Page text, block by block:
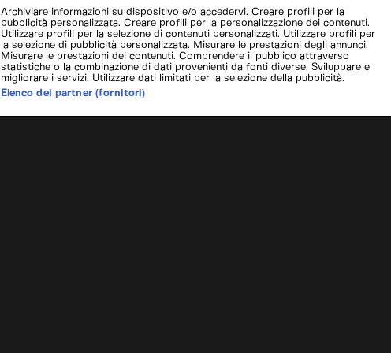
Archiviare informazioni su dispositivo e/o accedervi. Creare profili per la
pubblicità personalizzata. Creare profili per la personalizzazione dei contenuti.
Utilizzare profili per la selezione di contenuti personalizzati. Utilizzare profili per
la selezione di pubblicità personalizzata. Misurare le prestazioni degli annunci.
Misurare le prestazioni dei contenuti. Comprendere il pubblico attraverso
statistiche o la combinazione di dati provenienti da fonti diverse. Sviluppare e
migliorare i servizi. Utilizzare dati limitati per la selezione della pubblicità.
Elenco dei partner (fornitori)